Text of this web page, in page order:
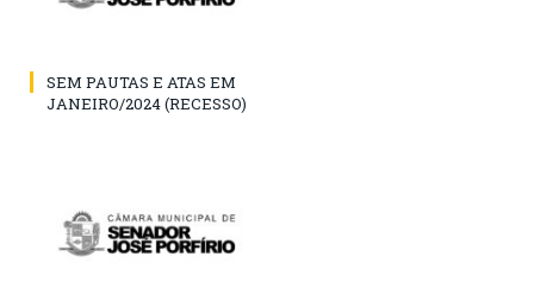
SEM PAUTAS E ATAS EM
JANEIRO/2024 (RECESSO)